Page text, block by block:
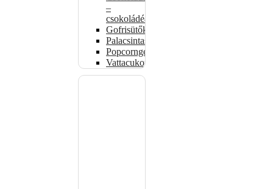
–
csokoládéadagolók
Gofrisütők
Palacsintasütők
Popcorngépek
Vattacukorgép